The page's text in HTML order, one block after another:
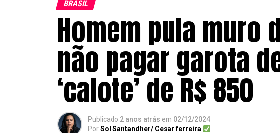
BRASIL
Homem pula muro
não pagar garota
‘calote’ de R$ 850
Publicado 2 anos atrás em 02/12/2024
PorSol Santandher/ Cesar ferreira